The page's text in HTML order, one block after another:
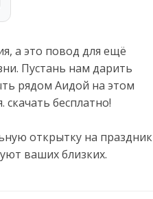
а это повод для ещё
Пустань нам дарить
рядом Аидой на этом
бесплатно!
открытку на праздник
ваших близких.